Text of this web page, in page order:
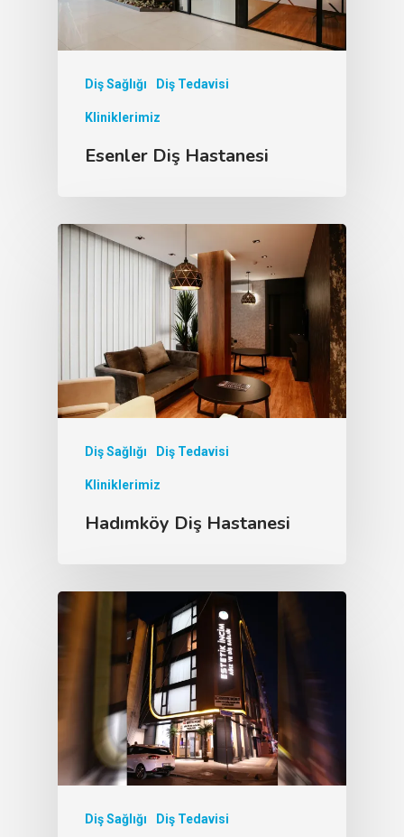
Diş Sağlığı Diş Tedavisi
Kliniklerimiz
Esenler Diş Hastanesi
Diş Sağlığı Diş Tedavisi
Kliniklerimiz
Hadımköy Diş Hastanesi
Diş Sağlığı Diş Tedavisi